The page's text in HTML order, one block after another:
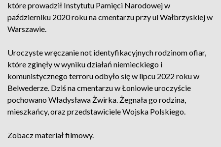
które prowadził Instytutu Pamięci Narodowej w
październiku 2020 roku na cmentarzu przy ul Wałbrzyskiej w
Warszawie.
Uroczyste wręczanie not identyfikacyjnych rodzinom ofiar,
które zginęły w wyniku działań niemieckiego i
komunistycznego terroru odbyło się w lipcu 2022 roku w
Belwederze. Dziś na cmentarzu w Łoniowie uroczyście
pochowano Władysława Żwirka. Żegnała go rodzina,
mieszkańcy, oraz przedstawiciele Wojska Polskiego.
Zobacz materiał filmowy.